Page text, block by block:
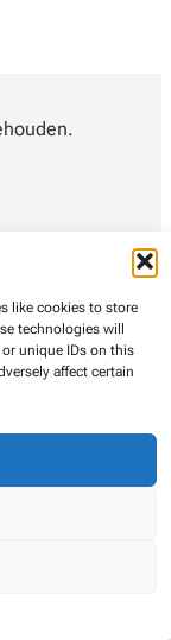
like cookies to store
technologies will
unique IDs on this
affect certain